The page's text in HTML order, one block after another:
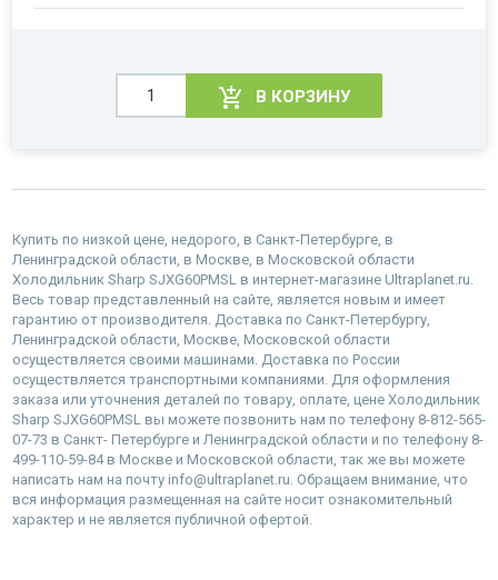
В КОРЗИНУ
Купить по низкой цене, недорого, в Санкт-Петербурге, в
Ленинградской области, в Москве, в Московской области
Холодильник Sharp SJXG60PMSL в интернет-магазине Ultraplanet.ru.
Весь товар представленный на сайте, является новым и имеет
гарантию от производителя. Доставка по Санкт-Петербургу,
Ленинградской области, Москве, Московской области
осуществляется своими машинами. Доставка по России
осуществляется транспортными компаниями. Для оформления
заказа или уточнения деталей по товару, оплате, цене Холодильник
Sharp SJXG60PMSL вы можете позвонить нам по телефону 8-812-565-
07-73 в Санкт- Петербурге и Ленинградской области и по телефону 8-
499-110-59-84 в Москве и Московской области, так же вы можете
написать нам на почту info@ultraplanet.ru. Обращаем внимание, что
вся информация размещенная на сайте носит ознакомительный
характер и не является публичной офертой.